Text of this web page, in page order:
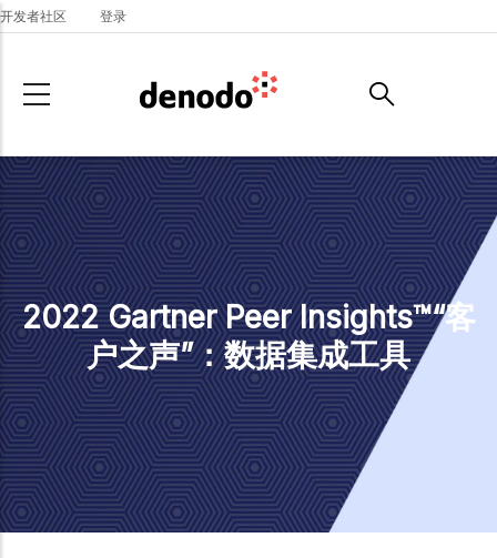
Skip to main content
开发者社区 登录
2022 Gartner Peer Insights™“客
户之声”：数据集成工具